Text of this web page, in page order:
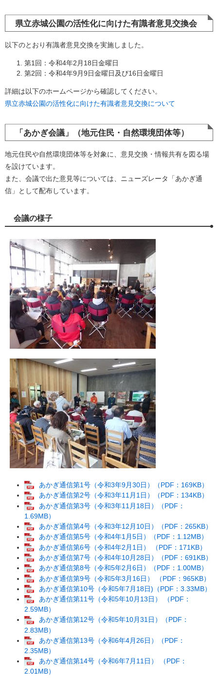
県立赤城公園の活性化に向けた有識者意見交換会
以下のとおり有識者意見交換を実施しました。
第1回：令和4年2月18日金曜日
第2回：令和4年9月9日金曜日及び16日金曜日
詳細は以下のホームページから確認してください。
県立赤城公園の活性化に向けた有識者意見交換について
「あかぎ会議」（地元住民・自然環境団体等）
地元住民や自然環境団体等を対象に、意見交換・情報共有を図る場
を設けています。
また、会議で出た意見等については、ニューズレータ「あかぎ通
信」として配布しています。
会議の様子
あかぎ通信第1号（令和3年9月30日）（PDF：169KB）
あかぎ通信第2号（令和3年11月1日）（PDF：134KB）
あかぎ通信第3号（令和3年11月18日）（PDF：
1.69MB）
あかぎ通信第4号（令和3年12月10日）（PDF：265KB）
あかぎ通信第5号（令和4年1月5日）（PDF：1.12MB）
あかぎ通信第6号（令和4年2月1日） （PDF：171KB）
あかぎ通信第7号（令和4年10月28日）（PDF：691KB）
あかぎ通信第8号（令和5年2月6日）（PDF：1.00MB）
あかぎ通信第9号（令和5年3月16日） （PDF：965KB）
あかぎ通信第10号（令和5年7月18日)（PDF：3.33MB）
あかぎ通信第11号（令和5年10月13日） （PDF：
2.59MB）
あかぎ通信第12号（令和5年10月31日）（PDF：
2.83MB）
あかぎ通信第13号（令和6年4月26日）（PDF：
2.35MB）
あかぎ通信第14号（令和6年7月11日） （PDF：
2.01MB）